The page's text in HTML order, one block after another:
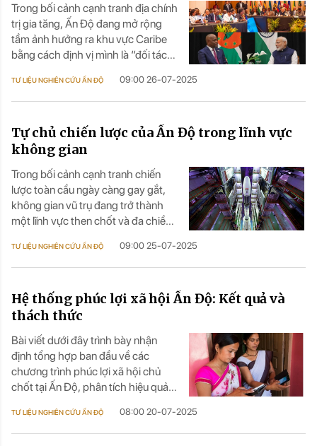
Trong bối cảnh cạnh tranh địa chính
trị gia tăng, Ấn Độ đang mở rộng
tầm ảnh hưởng ra khu vực Caribe
bằng cách định vị mình là “đối tác
của cộng đồng Ấn kiều Caribe và
diễn đàn đa phương như CARICOM
chiều.
TƯ LIỆU NGHIÊN CỨU ẤN ĐỘ 09:00 26-07-2025
Tự chủ chiến lược của Ấn Độ trong lĩnh vực
không gian
Trong bối cảnh cạnh tranh chiến
lược toàn cầu ngày càng gay gắt,
không gian vũ trụ đang trở thành
một lĩnh vực then chốt và đa chiều,
kiếm sự vượt trội về công nghệ mà
còn khẳng định tầm ảnh hưởng địa
đang trỗi dậy với tham vọng lớn
trong hệ thống không gian quốc tế,
chỉ nam cho chính sách vũ trụ mà
còn là biểu hiện của tư thế độc lập,
tự quyết trong ngoại giao và an ninh
quốc gia.
TƯ LIỆU NGHIÊN CỨU ẤN ĐỘ 09:00 25-07-2025
Hệ thống phúc lợi xã hội Ấn Độ: Kết quả và
thách thức
Bài viết dưới đây trình bày nhận
định tổng hợp ban đầu về các
chương trình phúc lợi xã hội chủ
chốt tại Ấn Độ, phân tích hiệu quả
những rào cản hiện hành.
TƯ LIỆU NGHIÊN CỨU ẤN ĐỘ 08:00 20-07-2025